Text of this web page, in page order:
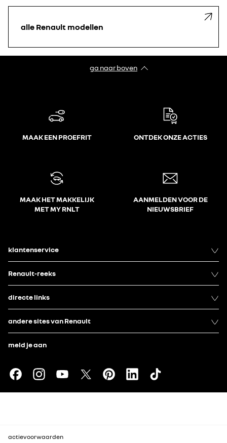
alle Renault modellen
ga naar boven
MAAK EEN PROEFRIT ONTDEK ONZE ACTIES
MAAK HET MAKKELIJK
MET MY RNLT
AANMELDEN VOOR DE
NIEUWSBRIEF
klantenservice
Renault-reeks
directe links
andere sites van Renault
meld je aan
actievoorwaarden